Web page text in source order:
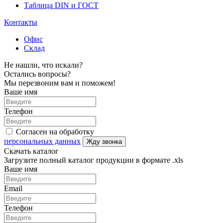
Таблица DIN и ГОСТ
Контакты
Офис
Склад
Не нашли, что искали?
Остались вопросы?
Мы перезвоним вам и поможем!
Ваше имя
Телефон
Согласен на обработку
персональных данных
Жду звонка
Скачать каталог
Загрузите полный каталог продукции в формате .xls
Ваше имя
Email
Телефон